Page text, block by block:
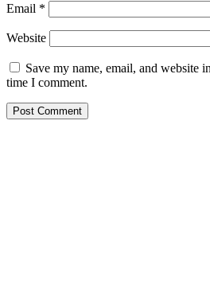
Email *
Website
Save my name, email, and website
time I comment.